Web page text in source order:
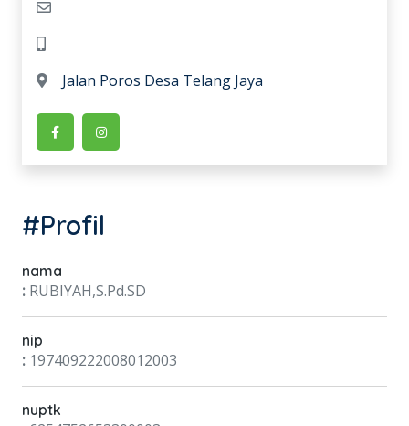
Jalan Poros Desa Telang Jaya
#Profil
nama
: RUBIYAH,S.Pd.SD
nip
: 197409222008012003
nuptk